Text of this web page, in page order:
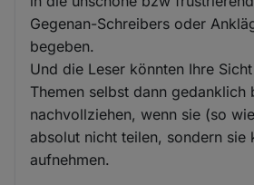
Gegenan-Schreibers oder
begeben.
Und die Leser könnten Ihre
Themen selbst dann gedanklich
nachvollziehen, wenn sie (so
absolut nicht teilen, sondern sie
aufnehmen.